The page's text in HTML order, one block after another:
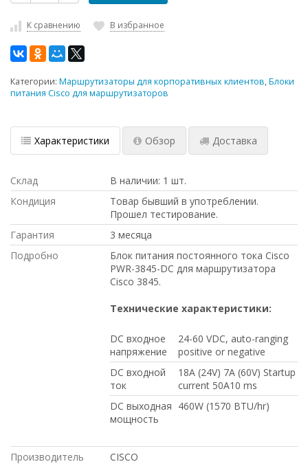
К сравнению В избранное
Категории: Маршрутизаторы для корпоративных клиентов,Блоки
питания Cisco для маршрутизаторов
Характеристики Обзор Доставка
Склад
В наличии: 1 шт.
Кондиция
Товар бывший в употреблении.
Прошел тестирование.
Гарантия
3 месяца
Подробно
Блок питания постоянного тока Cisco
PWR-3845-DC для маршрутизатора
Cisco 3845.
Технические характеристики:
DC входное
напряжение
24-60 VDC, auto-ranging
positive or negative
DC входной
ток
18A (24V) 7A (60V) Startup
current 50A10 ms
DC выходная
мощность
460W (1570 BTU/hr)
Производитель CISCO